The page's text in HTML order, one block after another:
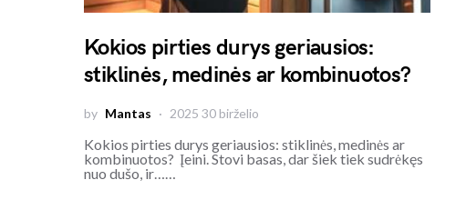
Kokios pirties durys geriausios:
stiklinės, medinės ar kombinuotos?
by Mantas 2025 30 birželio
Kokios pirties durys geriausios: stiklinės, medinės ar
kombinuotos? Įeini. Stovi basas, dar šiek tiek sudrėkęs
nuo dušo, ir……